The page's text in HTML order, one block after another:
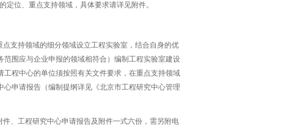
位、重点支持领域，具体要求请详见附件。
支持领域的细分领域设立工程实验室，结合自身的优
围应与企业申报的领域相符合）编制工程实验室建设
程中心的单位须按照有关文件要求，在重点支持领域
申请报告（编制提纲详见《北京市工程研究中心管理
、工程研究中心申请报告及附件一式六份，需另附电